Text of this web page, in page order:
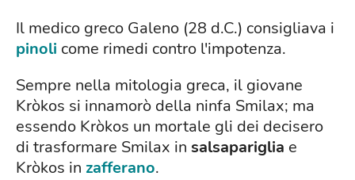
Il medico greco Galeno (28 d.C.) consigliava i
pinoli come rimedi contro l'impotenza.
Sempre nella mitologia greca, il giovane
Kròkos si innamorò della ninfa Smilax; ma
essendo Kròkos un mortale gli dei decisero
di trasformare Smilax in salsapariglia e
Kròkos in zafferano.